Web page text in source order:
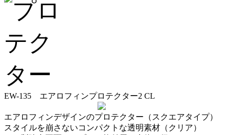
EW-135 エアロフィンプロテクター2 CL
エアロフィンデザインのプロテクター（スクエアタイプ）
スタイルを崩さないコンパクトな透明素材（クリア）